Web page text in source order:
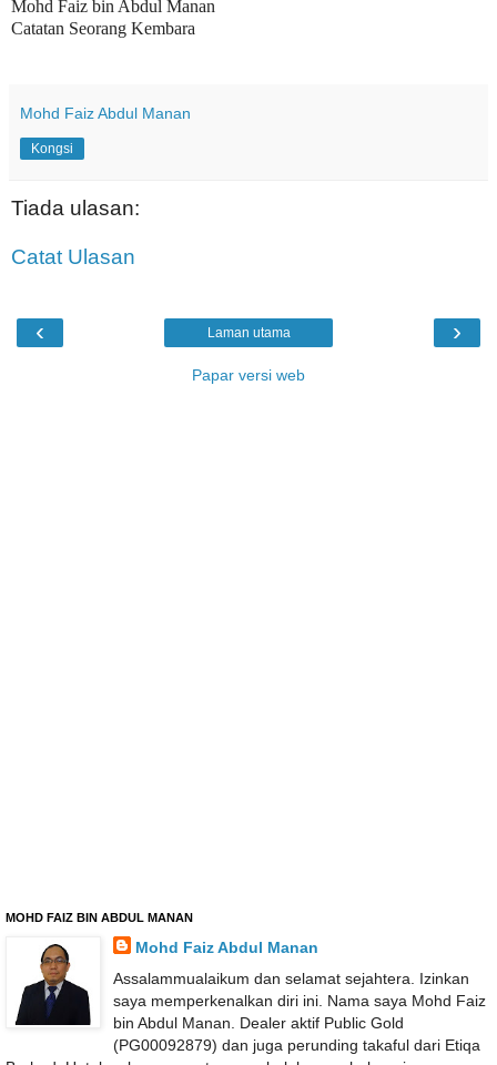
Mohd Faiz bin Abdul Manan
Catatan Seorang Kembara
Mohd Faiz Abdul Manan
Kongsi
Tiada ulasan:
Catat Ulasan
‹ ›
Laman utama
Papar versi web
MOHD FAIZ BIN ABDUL MANAN
Mohd Faiz Abdul Manan
Assalammualaikum dan selamat sejahtera. Izinkan
saya memperkenalkan diri ini. Nama saya Mohd Faiz
bin Abdul Manan. Dealer aktif Public Gold
(PG00092879) dan juga perunding takaful dari Etiqa